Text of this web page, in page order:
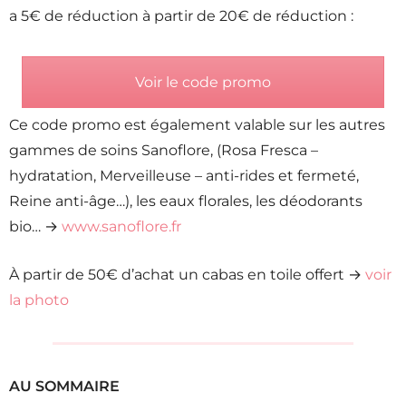
a 5€ de réduction à partir de 20€ de réduction :
Voir le code promo
Ce code promo est également valable sur les autres
gammes de soins Sanoflore, (Rosa Fresca –
hydratation, Merveilleuse – anti-rides et fermeté,
Reine anti-âge…), les eaux florales, les déodorants
bio… → www.sanoflore.fr
À partir de 50€ d’achat un cabas en toile offert → voir
la photo
AU SOMMAIRE